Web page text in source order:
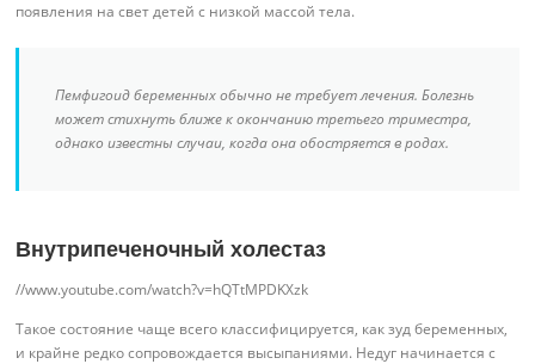
появления на свет детей с низкой массой тела.
Пемфигоид беременных обычно не требует лечения. Болезнь
может стихнуть ближе к окончанию третьего триместра,
однако известны случаи, когда она обостряется в родах.
Внутрипеченочный холестаз
//www.youtube.com/watch?v=hQTtMPDKXzk
Такое состояние чаще всего классифицируется, как зуд беременных,
и крайне редко сопровождается высыпаниями. Недуг начинается с